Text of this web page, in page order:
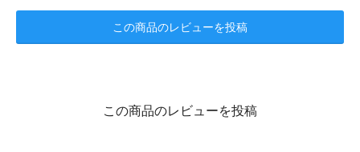
この商品のレビューを投稿
この商品のレビューを投稿